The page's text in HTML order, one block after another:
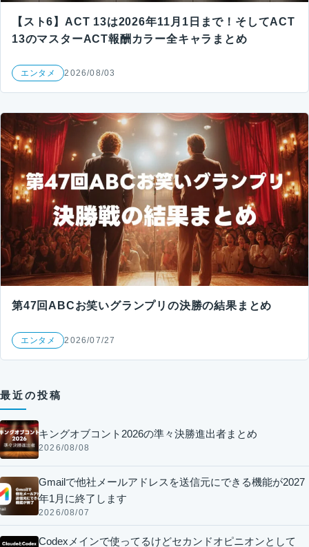
【スト6】ACT 13は2026年11月1日まで！そしてACT
13のマスターACT報酬カラー全キャラまとめ
エンタメ 2026/08/03
第47回ABCお笑いグランプリの決勝の結果まとめ
エンタメ 2026/07/27
最近の投稿
キングオブコント2026の準々決勝進出者まとめ
2026/08/08
Gmailで他社メールアドレスを送信元にできる機能が2027
年1月に終了します
2026/08/07
Codexメインで使ってるけどセカンドオピニオンとして